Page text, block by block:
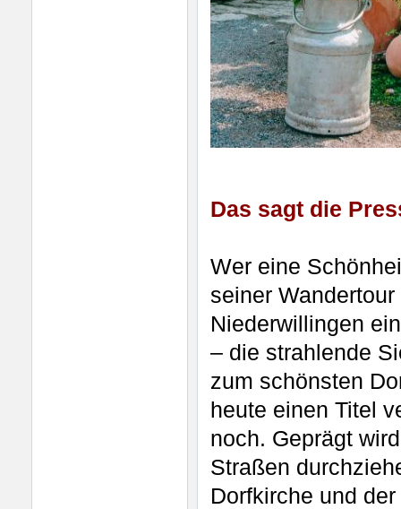
Das sagt die
Wer eine
seiner
Niederwillingen
– die strahlende
zum schönsten
heute einen Titel
noch. Geprägt
Straßen
Dorfkirche und